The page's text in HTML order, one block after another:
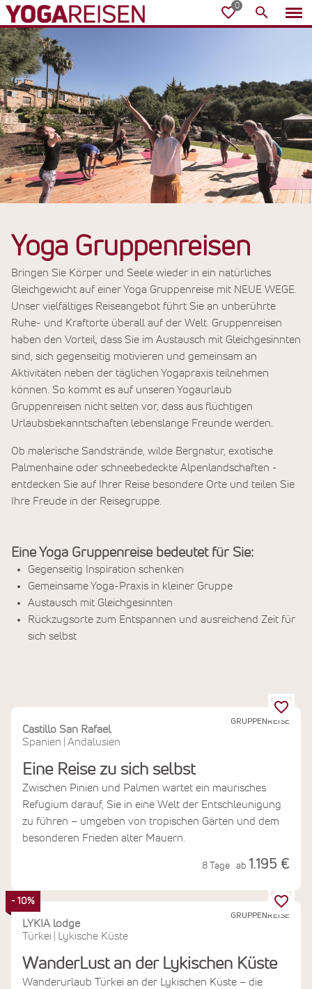
Yoga Gruppenreisen
Bringen Sie Körper und Seele wieder in ein natürliches
Gleichgewicht auf einer Yoga Gruppenreise mit NEUE WEGE.
Unser vielfältiges Reiseangebot führt Sie an unberührte
Ruhe- und Kraftorte überall auf der Welt. Gruppenreisen
haben den Vorteil, dass Sie im Austausch mit Gleichgesinnten
sind, sich gegenseitig motivieren und gemeinsam an
Aktivitäten neben der täglichen Yogapraxis teilnehmen
können. So kommt es auf unseren Yogaurlaub
Gruppenreisen nicht selten vor, dass aus flüchtigen
Urlaubsbekanntschaften lebenslange Freunde werden.
Ob malerische Sandstrände, wilde Bergnatur, exotische
Palmenhaine oder schneebedeckte Alpenlandschaften -
entdecken Sie auf Ihrer Reise besondere Orte und teilen Sie
Ihre Freude in der Reisegruppe.
Eine Yoga Gruppenreise bedeutet für Sie:
Gegenseitig Inspiration schenken
Gemeinsame Yoga-Praxis in kleiner Gruppe
Austausch mit Gleichgesinnten
Rückzugsorte zum Entspannen und ausreichend Zeit für
sich selbst
GRUPPENREISE
Castillo San Rafael
Spanien
Andalusien
Eine Reise zu sich selbst
Zwischen Pinien und Palmen wartet ein maurisches
Refugium darauf, Sie in eine Welt der Entschleunigung
zu führen – umgeben von tropischen Gärten und dem
besonderen Frieden alter Mauern.
8 Tage ab 1.195 €
GRUPPENREISE
- 10%
LYKIA lodge
Türkei
Lykische Küste
WanderLust an der Lykischen Küste
Wanderurlaub Türkei an der Lykischen Küste – die